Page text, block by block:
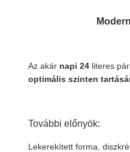
Az akár napi 24 literes
optimális szinten
További előnyök:
Lekerekített forma,